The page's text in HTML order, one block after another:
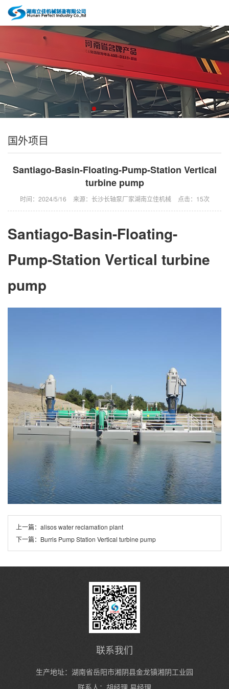
国外项目
Santiago-Basin-Floating-Pump-Station Vertical
turbine pump
时间：2024/5/16 来源：长沙长轴泵厂家湖南立佳机械 点击： 15次
Santiago-Basin-Floating-
Pump-Station Vertical turbine
pump
上一篇： alisos water reclamation plant
下一篇： Burris Pump Station Vertical turbine pump
联系我们
生产地址：湖南省岳阳市湘阴县金龙镇湘阴工业园
联系人：胡经理 易经理